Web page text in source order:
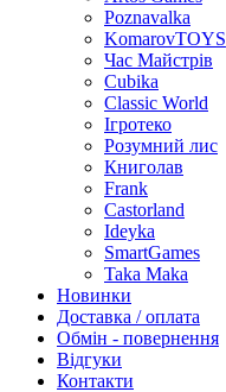
Poznavalka
KomarovTOYS
Час Майстрів
Cubika
Classic World
Ігротеко
Розумний лис
Книголав
Frank
Castorland
Ideyka
SmartGames
Taka Maka
Новинки
Доставка / оплата
Обмін - повернення
Відгуки
Контакти